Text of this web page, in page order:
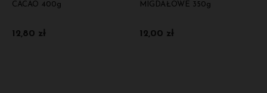
CACAO 400g
12,80 zł
MIGDAŁOWE 350g
12,00 zł